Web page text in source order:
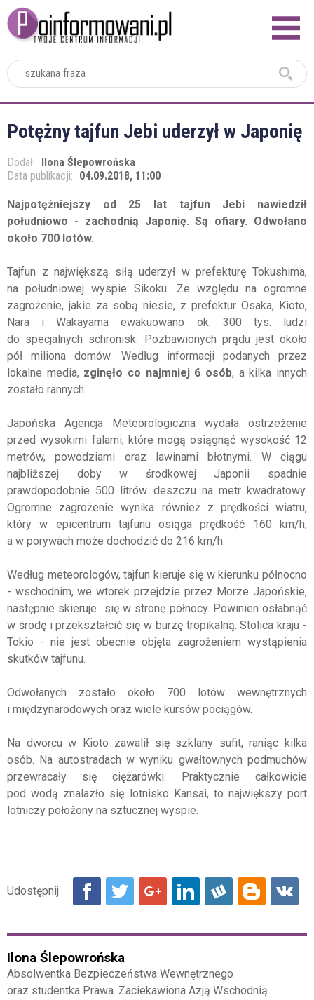
Potężny tajfun Jebi uderzył w Japonię
Dodał: Ilona Ślepowrońska
Data publikacji: 04.09.2018, 11:00
Najpotężniejszy od 25 lat tajfun Jebi nawiedził
południowo - zachodnią Japonię. Są ofiary. Odwołano
około 700 lotów.
Tajfun z największą siłą uderzył w prefekturę Tokushima,
na południowej wyspie Sikoku. Ze względu na ogromne
zagrożenie, jakie za sobą niesie, z prefektur Osaka, Kioto,
Nara i Wakayama ewakuowano ok. 300 tys. ludzi
do specjalnych schronisk. Pozbawionych prądu jest około
pół miliona domów. Według informacji podanych przez
lokalne media, zginęło co najmniej 6 osób, a kilka innych
zostało rannych.
Japońska Agencja Meteorologiczna wydała ostrzeżenie
przed wysokimi falami, które mogą osiągnąć wysokość 12
metrów, powodziami oraz lawinami błotnymi. W ciągu
najbliższej doby w środkowej Japonii spadnie
prawdopodobnie 500 litrów deszczu na metr kwadratowy.
Ogromne zagrożenie wynika również z prędkości wiatru,
który w epicentrum tajfunu osiąga prędkość 160 km/h,
a w porywach może dochodzić do 216 km/h.
Według meteorologów, tajfun kieruje się w kierunku północno
- wschodnim, we wtorek przejdzie przez Morze Japońskie,
następnie skieruje się w stronę północy. Powinien osłabnąć
w środę i przekształcić się w burzę tropikalną. Stolica kraju -
Tokio - nie jest obecnie objęta zagrożeniem wystąpienia
skutków tajfunu.
Odwołanych zostało około 700 lotów wewnętrznych
i międzynarodowych oraz wiele kursów pociągów.
Na dworcu w Kioto zawalił się szklany sufit, raniąc kilka
osób. Na autostradach w wyniku gwałtownych podmuchów
przewracały się ciężarówki. Praktycznie całkowicie
pod wodą znalazło się lotnisko Kansai, to największy port
lotniczy położony na sztucznej wyspie.
Ilona Ślepowrońska
Absolwentka Bezpieczeństwa Wewnętrznego
oraz studentka Prawa. Zaciekawiona Azją Wschodnią